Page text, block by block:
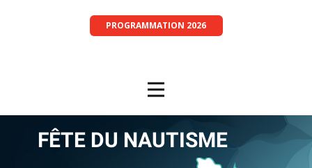
PROGRAMMATION 2026
FÊTE D​U NAUTISME